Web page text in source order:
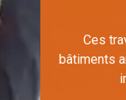
Ces
bâtiments